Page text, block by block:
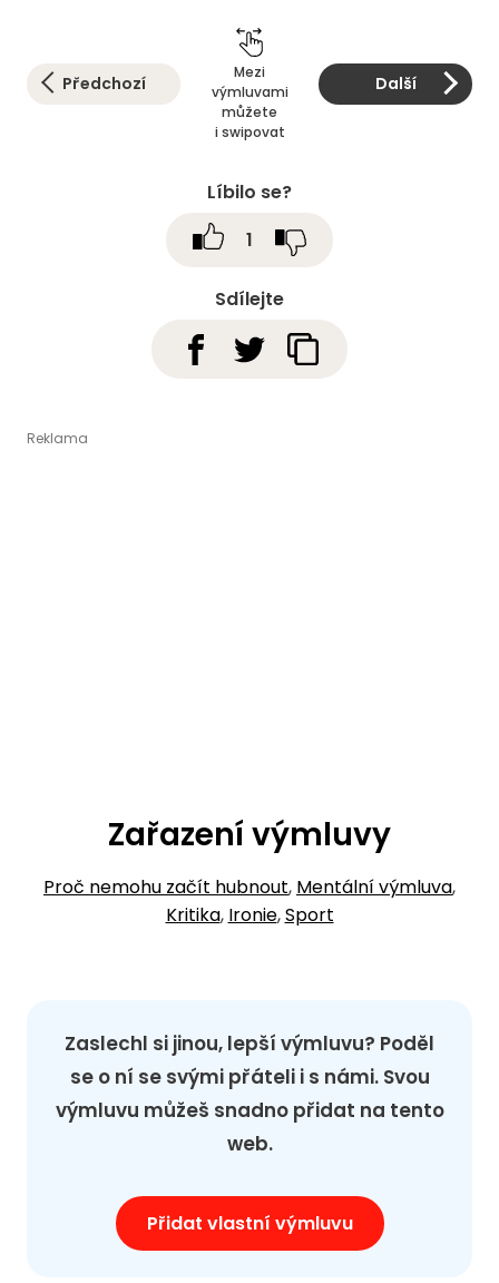
Předchozí
Mezi
výmluvami
můžete
i swipovat
Další
Sdílejte
Líbilo se?
1
Zařazení výmluvy
Proč nemohu začít hubnout, Mentální výmluva,
Kritika, Ironie,Sport
Zaslechl si jinou, lepší výmluvu? Poděl
se o ní se svými přáteli i s námi. Svou
výmluvu můžeš snadno přidat na tento
web.
Přidat vlastní výmluvu